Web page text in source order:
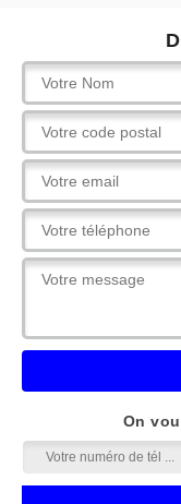
On